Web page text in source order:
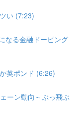
い (7:23)
なる金融ドーピング
英ポンド (6:26)
ーン動向～ぶっ飛ぶ